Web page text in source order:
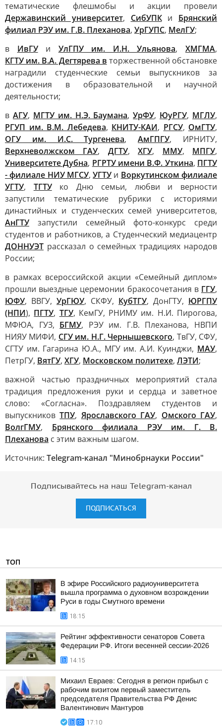
тематические флешмобы и акции провели
Державинский университет, СибУПКи Брянский
филиал РЭУ им. Г.В. Плеханова, УрГУПС, МелГУ;
в ИвГУи УлГПУ им. И.Н. Ульянова,ХМГМА,
КГТУ им. В.А. Дегтярева в торжественной обстановке
наградили студенческие семьи выпускников за
достижения в образовательной и научной
деятельности;
в АГУ, МГТУ им. Н.Э. Баумана,УрФУ, ЮуРГУ, МГЛУ,
РГУП им. В.М. Лебедева, КНИТУ-КАИ, РГСУ, ОмГТУ,
ОГУ им. И.С. Тургенева,АмГПГУ, ИРНИТУ,
Верхневолжском ГАУ, ДГТУ,ХГУ, ММУ, МПГУ,
Университете Дубна, РГРТУ имени В.Ф. Уткина, ПГТУ
- филиале НИУ МГСУ,УГТУ и Воркутинском филиале
УГТУ, ТГТУко Дню семьи, любви и верности
запустили тематические рубрики с историями
династийных и студенческих семей университетов,
АнГТУ запустили семейный фото-конкурс среди
студентов и работников, а Студенческий медиацентр
ДОННУЭТ рассказал о семейных традициях народов
России;
в рамках всероссийской акции «Семейный диплом»
прошли выездные церемонии бракосочетания в ГГУ,
ЮФУ, ВВГУ, УрГЮУ, СКФУ, КубТГУ, ДонГТУ, ЮРГПУ
(НПИ), ПГТУ, ТГУ, КемГУ, РНИМУ им. Н.И. Пирогова,
МФЮА, ГУЗ, БГМУ, РЭУ им. Г.В. Плеханова, НВПИ
НИЯУ МИФИ, СГУ им. Н.Г. Чернышевского, ТвГУ, СФУ,
СГТУ им. Гагарина Ю.А., МГУ им. А.И. Куинджи, МАУ,
ПетрГУ, ВятГУ, ХГУ, Московском политехе, ЛЭТИ;
важной частью праздничных мероприятий стала
традиция предложения руки и сердца и заветное
слово: «Согласна». Поздравляем студентов и
выпускниковТПУ, Ярославского ГАУ, Омского ГАУ,
ВолгГМУ, Брянского филиала РЭУ им. Г. В.
Плеханова с этим важным шагом.
Источник: Telegram-канал "Минобрнауки России"
Подписывайтесь на наш Telegram-канал
ПОДПИСАТЬСЯ
ТОП
В эфире Российского радиоуниверситета
вышла программа о духовном возрождении
Руси в годы Смутного времени
18:15
Рейтинг эффективности сенаторов Совета
Федерации РФ. Итоги весенней сессии-2026
14:15
Михаил Евраев: Сегодня в регион прибыл с
рабочим визитом первый заместитель
председателя Правительства РФ Денис
Валентинович Мантуров
17:10